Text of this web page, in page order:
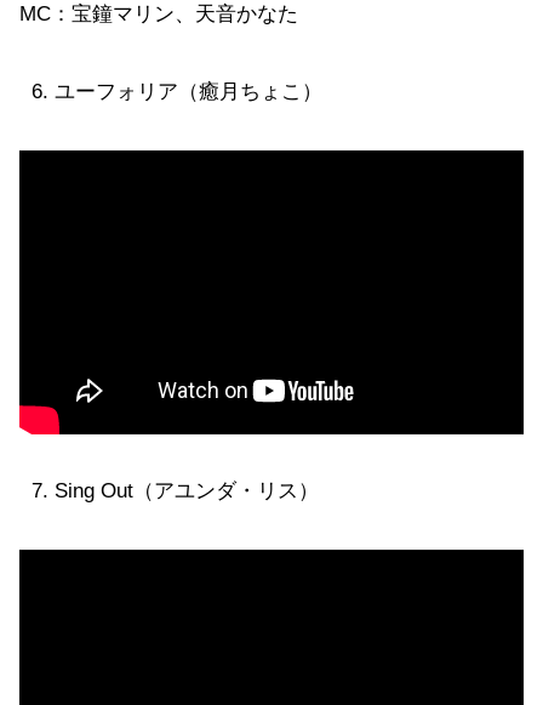
MC：宝鐘マリン、天音かなた
ユーフォリア（癒月ちょこ）
Sing Out（アユンダ・リス）